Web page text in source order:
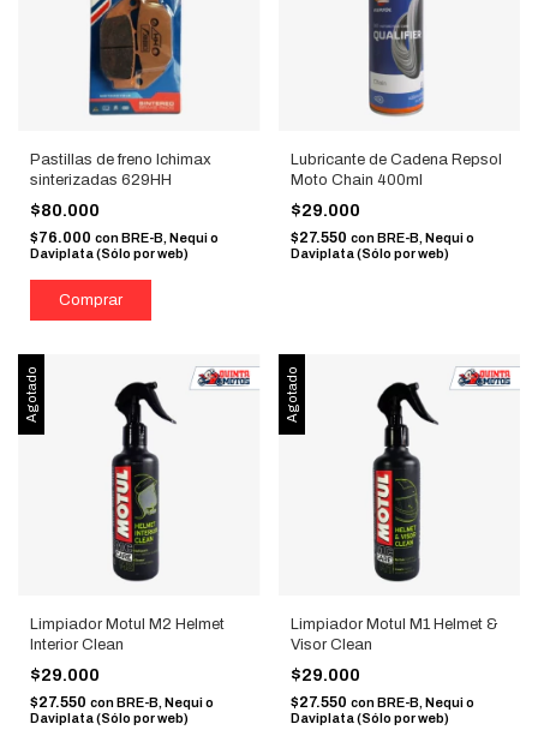
Pastillas de freno Ichimax
sinterizadas 629HH
$80.000
$76.000 conBRE-B, Nequi o
Daviplata (Sólo por web)
Lubricante de Cadena Repsol
Moto Chain 400ml
$29.000
$27.550 con BRE-B, Nequi o
Daviplata (Sólo por web)
Agotado
Limpiador Motul M2 Helmet
Interior Clean
$29.000
$27.550 con BRE-B, Nequi o
Daviplata (Sólo por web)
Agotado
Limpiador Motul M1 Helmet &
Visor Clean
$29.000
$27.550 con BRE-B, Nequi o
Daviplata (Sólo por web)